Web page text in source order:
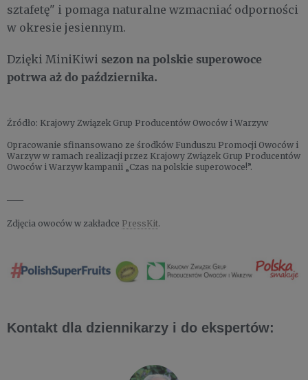
sztafetę" i pomaga naturalne wzmacniać odporności
w okresie jesiennym.
Dzięki MiniKiwi sezon na polskie superowoce
potrwa aż do października.
Źródło: Krajowy Związek Grup Producentów Owoców i Warzyw
Opracowanie sfinansowano ze środków Funduszu Promocji Owoców i
Warzyw w ramach realizacji przez Krajowy Związek Grup Producentów
Owoców i Warzyw kampanii „Czas na polskie superowoce!”.
Zdjęcia owoców w zakładce PressKit.
Kontakt dla dziennikarzy i do ekspertów: